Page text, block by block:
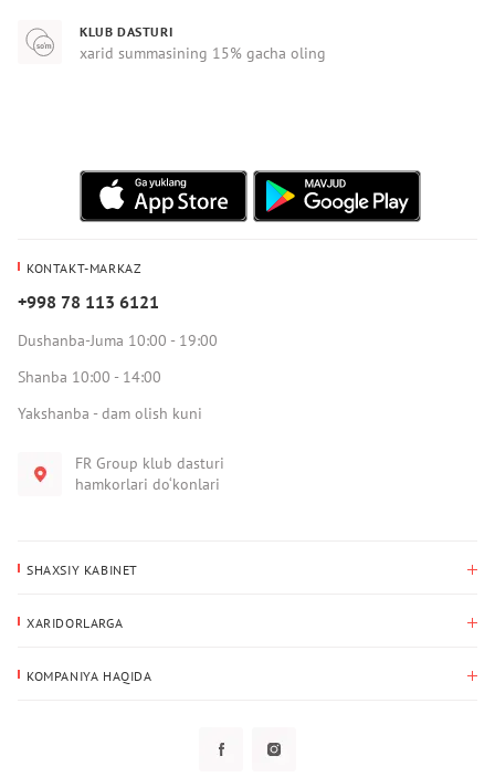
KLUB DASTURI
xarid summasining 15% gacha oling
KONTAKT-MARKAZ
+998 78 113 6121
Dushanba-Juma 10:00 - 19:00
Shanba 10:00 - 14:00
Yakshanba - dam olish kuni
FR Group klub dasturi
hamkorlari do‘konlari
SHAXSIY KABINET
Yetkazib berish manzili
XARIDORLARGA
KOMPANIYA HAQIDA